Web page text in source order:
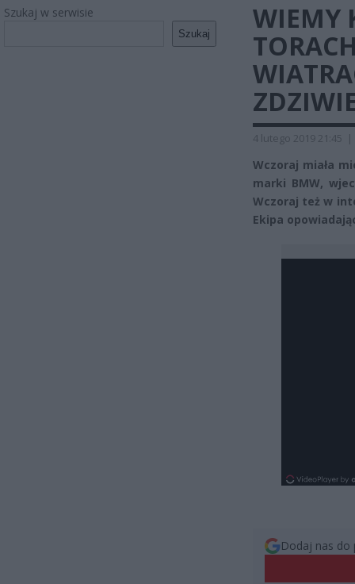
Szukaj w serwisie
Szukaj
WIEMY
4 lutego 2019 21:45 |
Wczoraj miała
marki BMW,
Wczoraj też w
Ekipa
Dodaj nas do